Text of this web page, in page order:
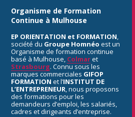
Organisme de Formation
Continue à Mulhouse
EP ORIENTATION et FORMATION,
société du Groupe Homnéo est un
Organisme de formation continue
basé à Mulhouse, Colmaret
Strasbourg. Connu sous les
marques commerciales GIFOP
FORMATION et l’INSTITUT DE
L’ENTREPRENEUR, nous proposons
des formations pour les
demandeurs d’emploi, les salariés,
cadres et dirigeants d’entreprise.